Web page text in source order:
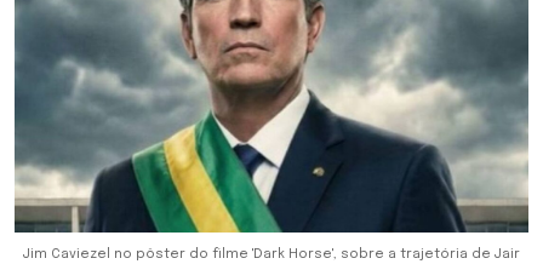
Jim Caviezel no pôster do filme 'Dark Horse', sobre a trajetória de Jair